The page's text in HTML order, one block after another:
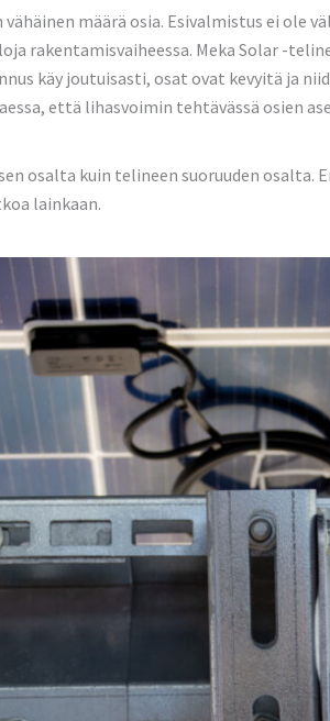
määrä osia. Esivalmistus ei
rakentamisvaiheessa. Meka Solar -
käy joutuisasti, osat ovat kevyitä ja
että lihasvoimin tehtävässä osien
osalta kuin telineen suoruuden
lainkaan.